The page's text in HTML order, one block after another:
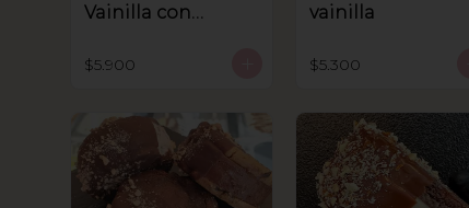
Vainilla con
$5.900
vainilla
$5.300